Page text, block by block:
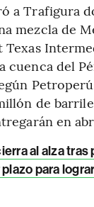
a Trafigura
mezcla de
Texas
cuenca del
de
en
al alza tras
para